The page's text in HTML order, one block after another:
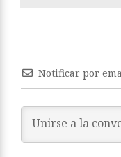
Notificar por